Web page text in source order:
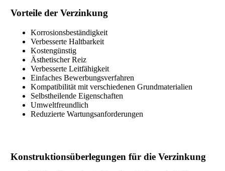
Vorteile der Verzinkung
Korrosionsbeständigkeit
Verbesserte Haltbarkeit
Kostengünstig
Ästhetischer Reiz
Verbesserte Leitfähigkeit
Einfaches Bewerbungsverfahren
Kompatibilität mit verschiedenen Grundmaterialien
Selbstheilende Eigenschaften
Umweltfreundlich
Reduzierte Wartungsanforderungen
Konstruktionsüberlegungen für die Verzinkung